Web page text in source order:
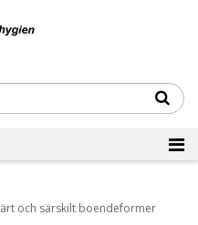
och särskilt boendeformer